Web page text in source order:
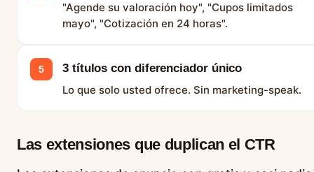
"Agende su valoración hoy", "Cupos limitados
mayo", "Cotización en 24 horas".
5 3 títulos con diferenciador único
Lo que solo usted ofrece. Sin marketing-speak.
Las extensiones que duplican el CTR